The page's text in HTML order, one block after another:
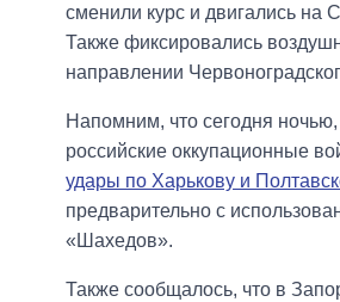
сменили курс и двигались на
Также фиксировались
направлении
Напомним, что сегодня
российские оккупационные
удары по Харькову и
предварительно с
«Шахедов».
Также сообщалось, что в